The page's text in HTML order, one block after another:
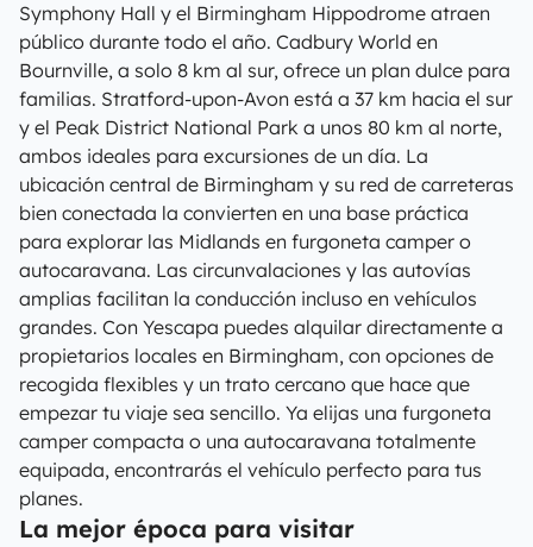
Symphony Hall y el Birmingham Hippodrome atraen
público durante todo el año. Cadbury World en
Bournville, a solo 8 km al sur, ofrece un plan dulce para
familias. Stratford-upon-Avon está a 37 km hacia el sur
y el Peak District National Park a unos 80 km al norte,
ambos ideales para excursiones de un día. La
ubicación central de Birmingham y su red de carreteras
bien conectada la convierten en una base práctica
para explorar las Midlands en furgoneta camper o
autocaravana. Las circunvalaciones y las autovías
amplias facilitan la conducción incluso en vehículos
grandes. Con Yescapa puedes alquilar directamente a
propietarios locales en Birmingham, con opciones de
recogida flexibles y un trato cercano que hace que
empezar tu viaje sea sencillo. Ya elijas una furgoneta
camper compacta o una autocaravana totalmente
equipada, encontrarás el vehículo perfecto para tus
planes.
La mejor época para visitar